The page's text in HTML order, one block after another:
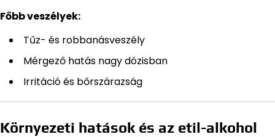
Főbb veszélyek:
Tűz- és robbanásveszély
Mérgező hatás nagy dózisban
Irritáció és bőrszárazság
Környezeti hatások és az etil-alkohol